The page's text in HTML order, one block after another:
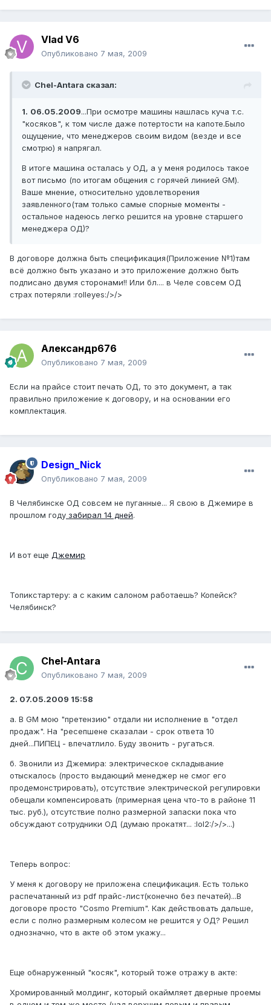
Vlad V6
Опубликовано 7 мая, 2009
Chel-Antara сказал:
1. 06.05.2009...При осмотре машины нашлась куча т.с.
"косяков", к том числе даже потертости на капоте.Было
ощущение, что менеджеров своим видом (везде и все
смотрю) я напрягал.
В итоге машина осталась у ОД, а у меня родилось такое
вот письмо (по итогам общения с горячей линией GM).
Ваше мнение, относительно удовлетворения
заявленного(там только самые спорные моменты -
остальное надеюсь легко решится на уровне старшего
менеджера ОД)?
В договоре должна быть спецификация(Приложение №1)там
всё должно быть указано и это приложение должно быть
подписано двумя сторонами!! Или бл.... в Челе совсем ОД
страх потеряли :rolleyes:/>/>
Александр676
Опубликовано 7 мая, 2009
Если на прайсе стоит печать ОД, то это документ, а так
правильно приложение к договору, и на основании его
комплектация.
Design_Nick
Опубликовано 7 мая, 2009
В Челябинске ОД совсем не пуганные... Я свою в Джемире в
прошлом году забирал 14 дней.
И вот еще Джемир
Топикстартеру: а с каким салоном работаешь? Копейск?
Челябинск?
Chel-Antara
Опубликовано 7 мая, 2009
2. 07.05.2009 15:58
а. В GM мою "претензию" отдали ни исполнение в "отдел
продаж". На "ресепшене сказалаи - срок ответа 10
дней...ПИПЕЦ - впечатлило. Буду звонить - ругаться.
б. Звонили из Джемира: электрическое складывание
отыскалось (просто выдающий менеджер не смог его
продемонстрировать), отсутствие электрической регулировки
обещали компенсировать (примерная цена что-то в районе 11
тыс. руб.), отсутствие полно размерной запаски пока что
обсуждают сотрудники ОД (думаю прокатят... :lol2:/>/>...)
Теперь вопрос:
У меня к договору не приложена спецификация. Есть только
распечатанный из pdf прайс-лист(конечно без печатей)...В
договоре просто "Cosmo Premium". Как действовать дальше,
если с полно размерным колесом не решится у ОД? Решил
однозначно, что в акте об этом укажу...
Еще обнаруженный "косяк", который тоже отражу в акте:
Хромированный молдинг, который окаймляет дверные проемы